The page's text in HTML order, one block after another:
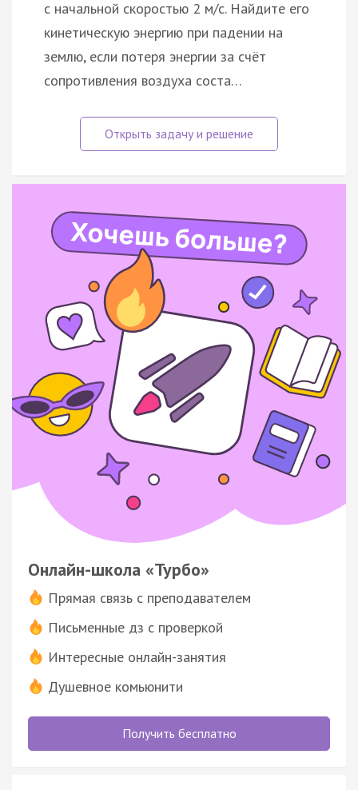
с начальной скоростью 2 м/с. Найдите его
кинетическую энергию при падении на
землю, если потеря энергии за счёт
сопротивления воздуха соста…
Онлайн-школа «Турбо»
Прямая связь с преподавателем
Письменные дз с проверкой
Интересные онлайн-занятия
Душевное комьюнити
Получить бесплатно